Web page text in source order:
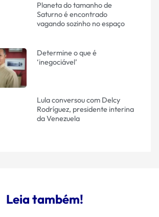
Planeta do tamanho de
Saturno é encontrado
vagando sozinho no espaço
Determine o que é
‘inegociável’
Lula conversou com Delcy
Rodríguez, presidente interina
da Venezuela
Leia também!